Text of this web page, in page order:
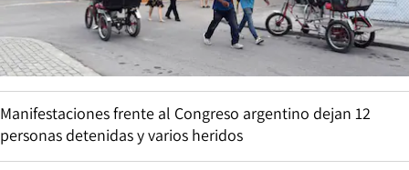
Manifestaciones frente al Congreso argentino dejan 12
personas detenidas y varios heridos